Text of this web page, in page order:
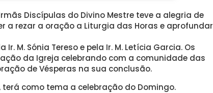
Discípulas do Divino Mestre teve a alegria de
a rezar a oração a Liturgia das Horas e aprofundar
M. Sónia Tereso e pela Ir. M. Letícia Garcia. Os
da Igreja celebrando com a comunidade das
de Vésperas na sua conclusão.
terá como tema a celebração do Domingo.